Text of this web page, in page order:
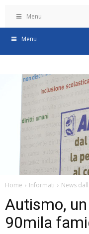
Menu
Menu
Home Informati News
Autismo,
90mila